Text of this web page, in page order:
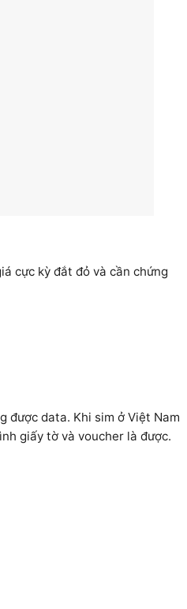
cực kỳ đắt đỏ và cần chứng
được data. Khi sim ở Việt Nam
giấy tờ và voucher là được.